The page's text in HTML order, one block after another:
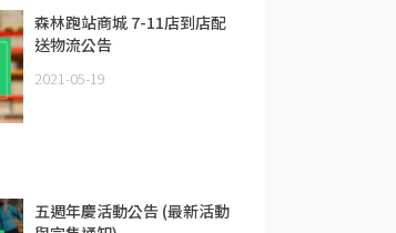
森林跑站商城 7-11店到店配
送物流公告
2021-05-19
五週年慶活動公告 (最新活動